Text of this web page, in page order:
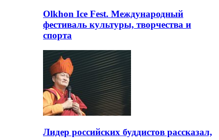
Olkhon Ice Fest. Международный
фестиваль культуры, творчества и
спорта
Лидер российских буддистов рассказал,